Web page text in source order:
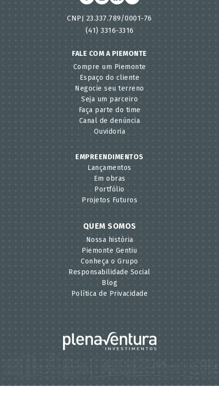
CNPJ 23.337.789/0001-76
(41) 3316-3316
FALE COM A PIEMONTE
Compre um Piemonte
Espaço do cliente
Negocie seu terreno
Seja um parceiro
Faça parte do time
Canal de denúncia
Ouvidoria
EMPREENDIMENTOS
Lançamentos
Em obras
Portfólio
Projetos Futuros
QUEM SOMOS
Nossa história
Piemonte Gentiu
Conheça o Grupo
Responsabilidade Social
Blog
Política de Privacidade